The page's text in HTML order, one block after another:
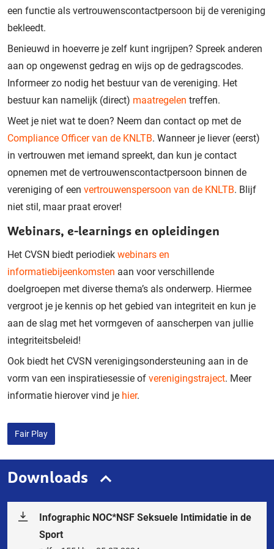
een functie als vertrouwenscontactpersoon bij de vereniging
bekleedt.
Benieuwd in hoeverre je zelf kunt ingrijpen? Spreek anderen
aan op ongewenst gedrag en wijs op de gedragscodes.
Informeer zo nodig het bestuur van de vereniging. Het
bestuur kan namelijk (direct) maatregelen treffen.
Weet je niet wat te doen? Neem dan contact op met de
Compliance Officer van de KNLTB. Wanneer je liever (eerst)
in vertrouwen met iemand spreekt, dan kun je contact
opnemen met de vertrouwenscontactpersoon binnen de
vereniging of een vertrouwenspersoon van de KNLTB. Blijf
niet stil, maar praat erover!
Webinars, e-learnings en opleidingen
Het CVSN biedt periodiek webinars en
informatiebijeenkomsten aan voor verschillende
doelgroepen met diverse thema’s als onderwerp. Hiermee
vergroot je je kennis op het gebied van integriteit en kun je
aan de slag met het vormgeven of aanscherpen van jullie
integriteitsbeleid!
Ook biedt het CVSN verenigingsondersteuning aan in de
vorm van een inspiratiesessie of verenigingstraject. Meer
informatie hierover vind je hier.
Fair Play
Downloads
Infographic NOC*NSF Seksuele Intimidatie in de
Sport